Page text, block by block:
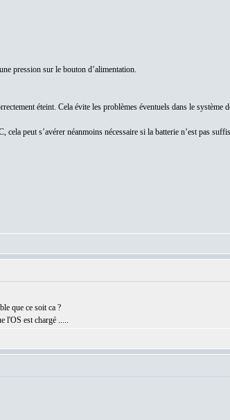
pression sur le bouton d’alimentation.
éteint. Cela évite les problèmes éventuels dans le système
peut s’avérer néanmoins nécessaire si la batterie n’est pas
que ce soit ca ?
l'OS est chargé .....